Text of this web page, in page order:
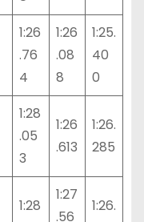
1:26
.76
4
1:26
.08
8
1:25.
40
0
1:28
.05
3
1:26
.613
1:26.
285
1:28
1:27
.56
1:26.